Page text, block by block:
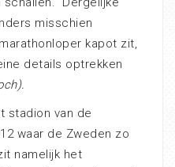
misschien
kapot zit,
details optrekken
stadion van de
waar de Zweden zo
namelijk het